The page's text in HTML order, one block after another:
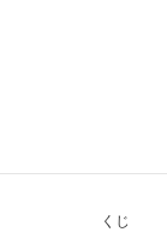
くじ